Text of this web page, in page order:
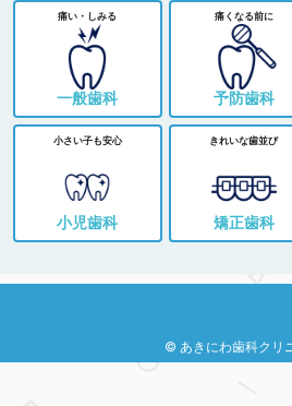
痛い・しみる
一般歯科
痛くなる前に
予防歯科
小さい子も安心
小児歯科
きれいな歯並び
矯正歯科
© あきにわ歯科クリ